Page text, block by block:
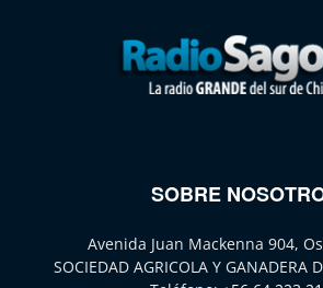
SOBRE
Avenida Juan Mackenna 904,
SOCIEDAD AGRICOLA Y GANADERA